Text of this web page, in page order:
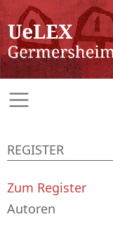
REGISTER
Zum Register
Autoren